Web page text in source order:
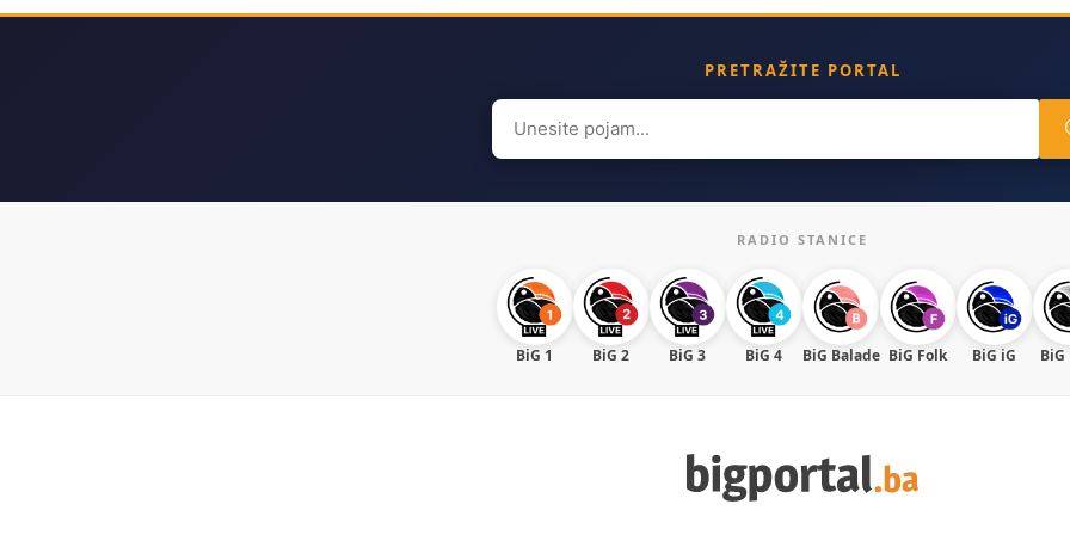
PRETRAŽITE PORTAL
Search
for:
RADIO STANICE
BiG 1 BiG 2 BiG 3 BiG 4 BiG Balade BiG Folk BiG iG BiG